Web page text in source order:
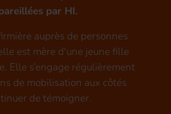
par HI.
auprès de personnes
est mère d'une jeune fille
Elle s’engage régulièrement
de mobilisation aux côtés
de témoigner.